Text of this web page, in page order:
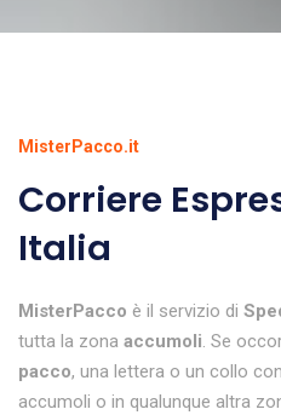
MisterPacco.it
Corriere
Italia
MisterPacco è il servizio di
tutta la zona accumoli. Se
pacco, una lettera o un collo
accumoli o in qualunque altra